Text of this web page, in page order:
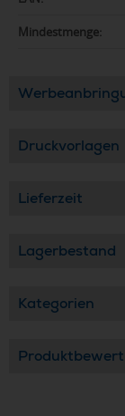
Mindestmenge:
Druckvorlagen
Lieferzeit
Lagerbestand
Kategorien